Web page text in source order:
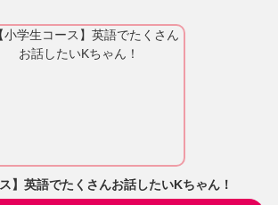
】英語でたくさんお話したいKちゃん！